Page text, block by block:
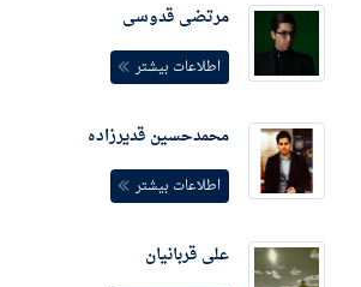
مرتضی قدوسی
اطلاعات بیشتر
محمدحسین قدیرزاده
اطلاعات بیشتر
علی قربانیان